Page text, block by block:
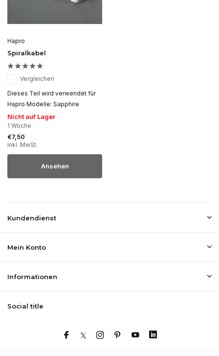
Hapro
Spiralkabel
Vergleichen
Dieses Teil wird verwendet für
Hapro Modelle: Sapphire
Nicht auf Lager
1 Woche
€7,50
Inkl. MwSt.
Ansehen
Kundendienst
Mein Konto
Informationen
Social title